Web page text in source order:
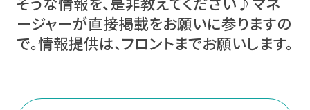
ージャーが直接掲載をお願いに参りますの
で。情報提供は、フロントまでお願いします。